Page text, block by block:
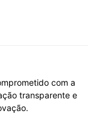
com a
transparente e